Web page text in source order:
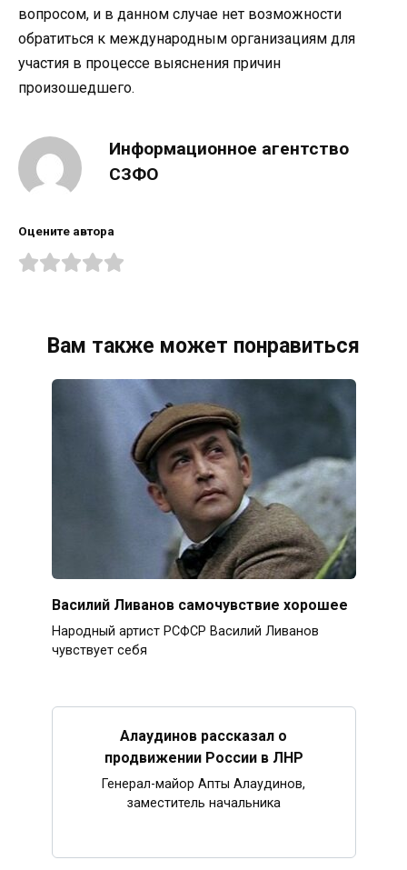
вопросом, и в данном случае нет возможности
обратиться к международным организациям для
участия в процессе выяснения причин
произошедшего.
Информационное агентство
СЗФО
Оцените автора
Вам также может понравиться
Василий Ливанов самочувствие хорошее
Народный артист РСФСР Василий Ливанов
чувствует себя
Алаудинов рассказал о
продвижении России в ЛНР
Генерал-майор Апты Алаудинов,
заместитель начальника